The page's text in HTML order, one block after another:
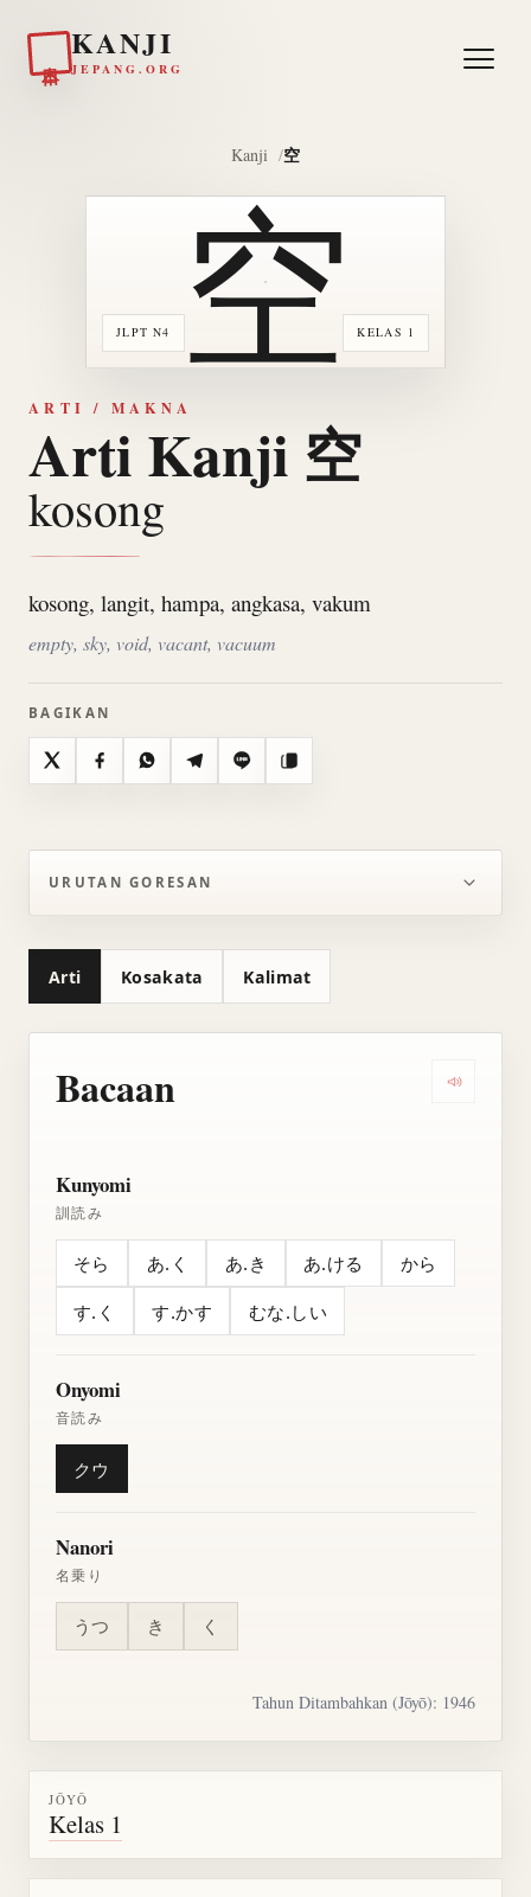
KANJI
JEPANG.ORG
Kanji 空
JLPT N4 KELAS 1
空
ARTI / MAKNA
Arti Kanji 空
kosong
kosong, langit, hampa, angkasa, vakum
empty, sky, void, vacant, vacuum
BAGIKAN
X FacebookWhatsAppTelegramLine Salin
URUTAN GORESAN
Arti Kosakata Kalimat
Bacaan
Kunyomi
訓読み
そら あ.く あ.き あ.ける から
す.く す.かす むな.しい
Onyomi
音読み
クウ
Nanori
名乗り
うつ き く
Tahun Ditambahkan (Jōyō): 1946
JŌYŌ
Kelas 1